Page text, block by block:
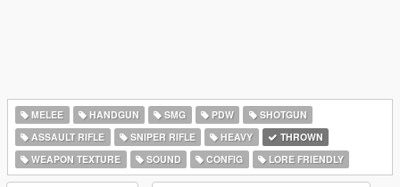
MELEE HANDGUN SMG PDW
SHOTGUN
ASSAULT RIFLE
SNIPER RIFLE HEAVY
THROWN
WEAPON TEXTURE
SOUND CONFIG LORE FRIENDLY